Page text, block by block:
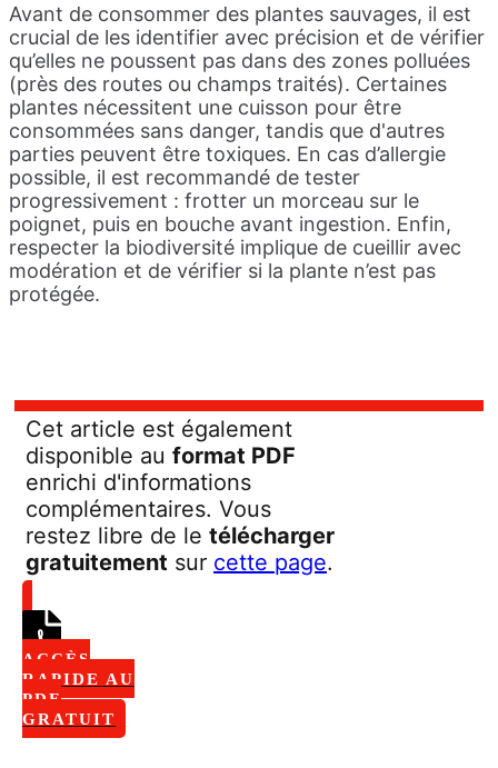
Avant de consommer des plantes sauvages, il est
crucial de les identifier avec précision et de vérifier
qu’elles ne poussent pas dans des zones polluées
(près des routes ou champs traités). Certaines
plantes nécessitent une cuisson pour être
consommées sans danger, tandis que d'autres
parties peuvent être toxiques. En cas d’allergie
possible, il est recommandé de tester
progressivement : frotter un morceau sur le
poignet, puis en bouche avant ingestion. Enfin,
respecter la biodiversité implique de cueillir avec
modération et de vérifier si la plante n’est pas
protégée.
Cet article est également
disponible au format PDF
enrichi d'informations
complémentaires. Vous
restez libre de le télécharger
gratuitement sur cette page.
ACCÈS
RAPIDE AU
PDF
GRATUIT